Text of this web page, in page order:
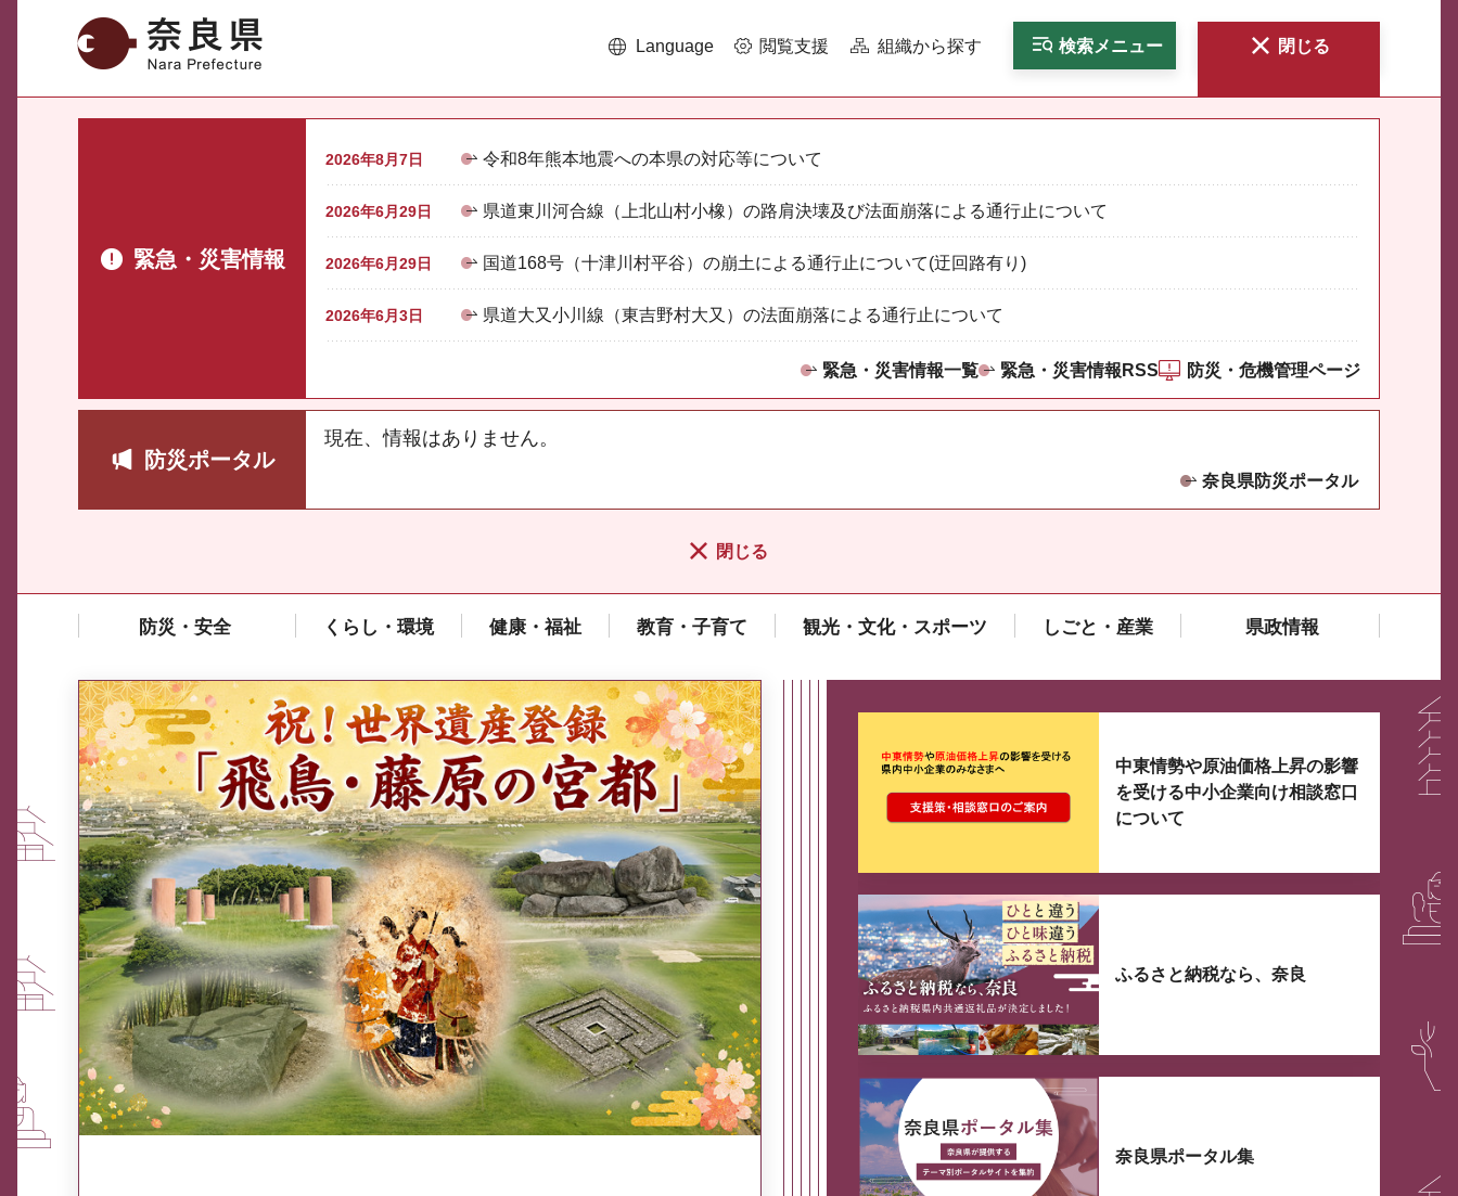
奈良県 Language 閲覧支援 組織から探す 検索メニュー 閉じる
緊急・災害情報
2026年8月7日 令和8年熊本地震への本県の対応等について
2026年6月29日 県道東川河合線（上北山村小橡）の路肩決壊及び法面崩落による通行止について
2026年6月29日 国道168号（十津川村平谷）の崩土による通行止について(迂回路有り)
2026年6月3日 県道大又小川線（東吉野村大又）の法面崩落による通行止について
緊急・災害情報一覧 緊急・災害情報RSS 防災・危機管理ページ
防災ポータル
現在、情報はありません。
奈良県防災ポータル
閉じる
防災・安全 くらし・環境 健康・福祉 教育・子育て 観光・文化・スポーツ しごと・産業 県政情報
ここから最大3つずつ情報が表示されるスライダーがあります。
中東情勢や原油価格上昇の影響
を受ける中小企業向け相談窓口
について
ふるさと納税なら、奈良
県広報誌「県民だより奈良」
2026年8月号
奈良県政策集
中東情勢や原油価格上昇の影響
を受ける中小企業向け相談窓口
について
ふるさと納税なら、奈良
奈良県ポータル集